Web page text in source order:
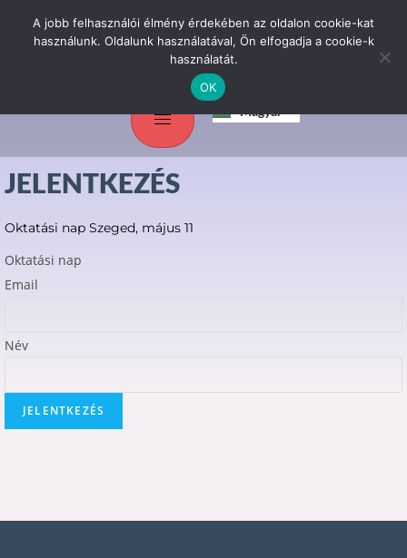
Magyar
English
JELENTKEZÉS
Oktatási nap Szeged, május 11
Oktatási nap
Email
Név
JELENTKEZÉS
A jobb felhasználói élmény érdekében az oldalon cookie-kat
használunk. Oldalunk használatával, Ön elfogadja a cookie-k
használatát.
OK